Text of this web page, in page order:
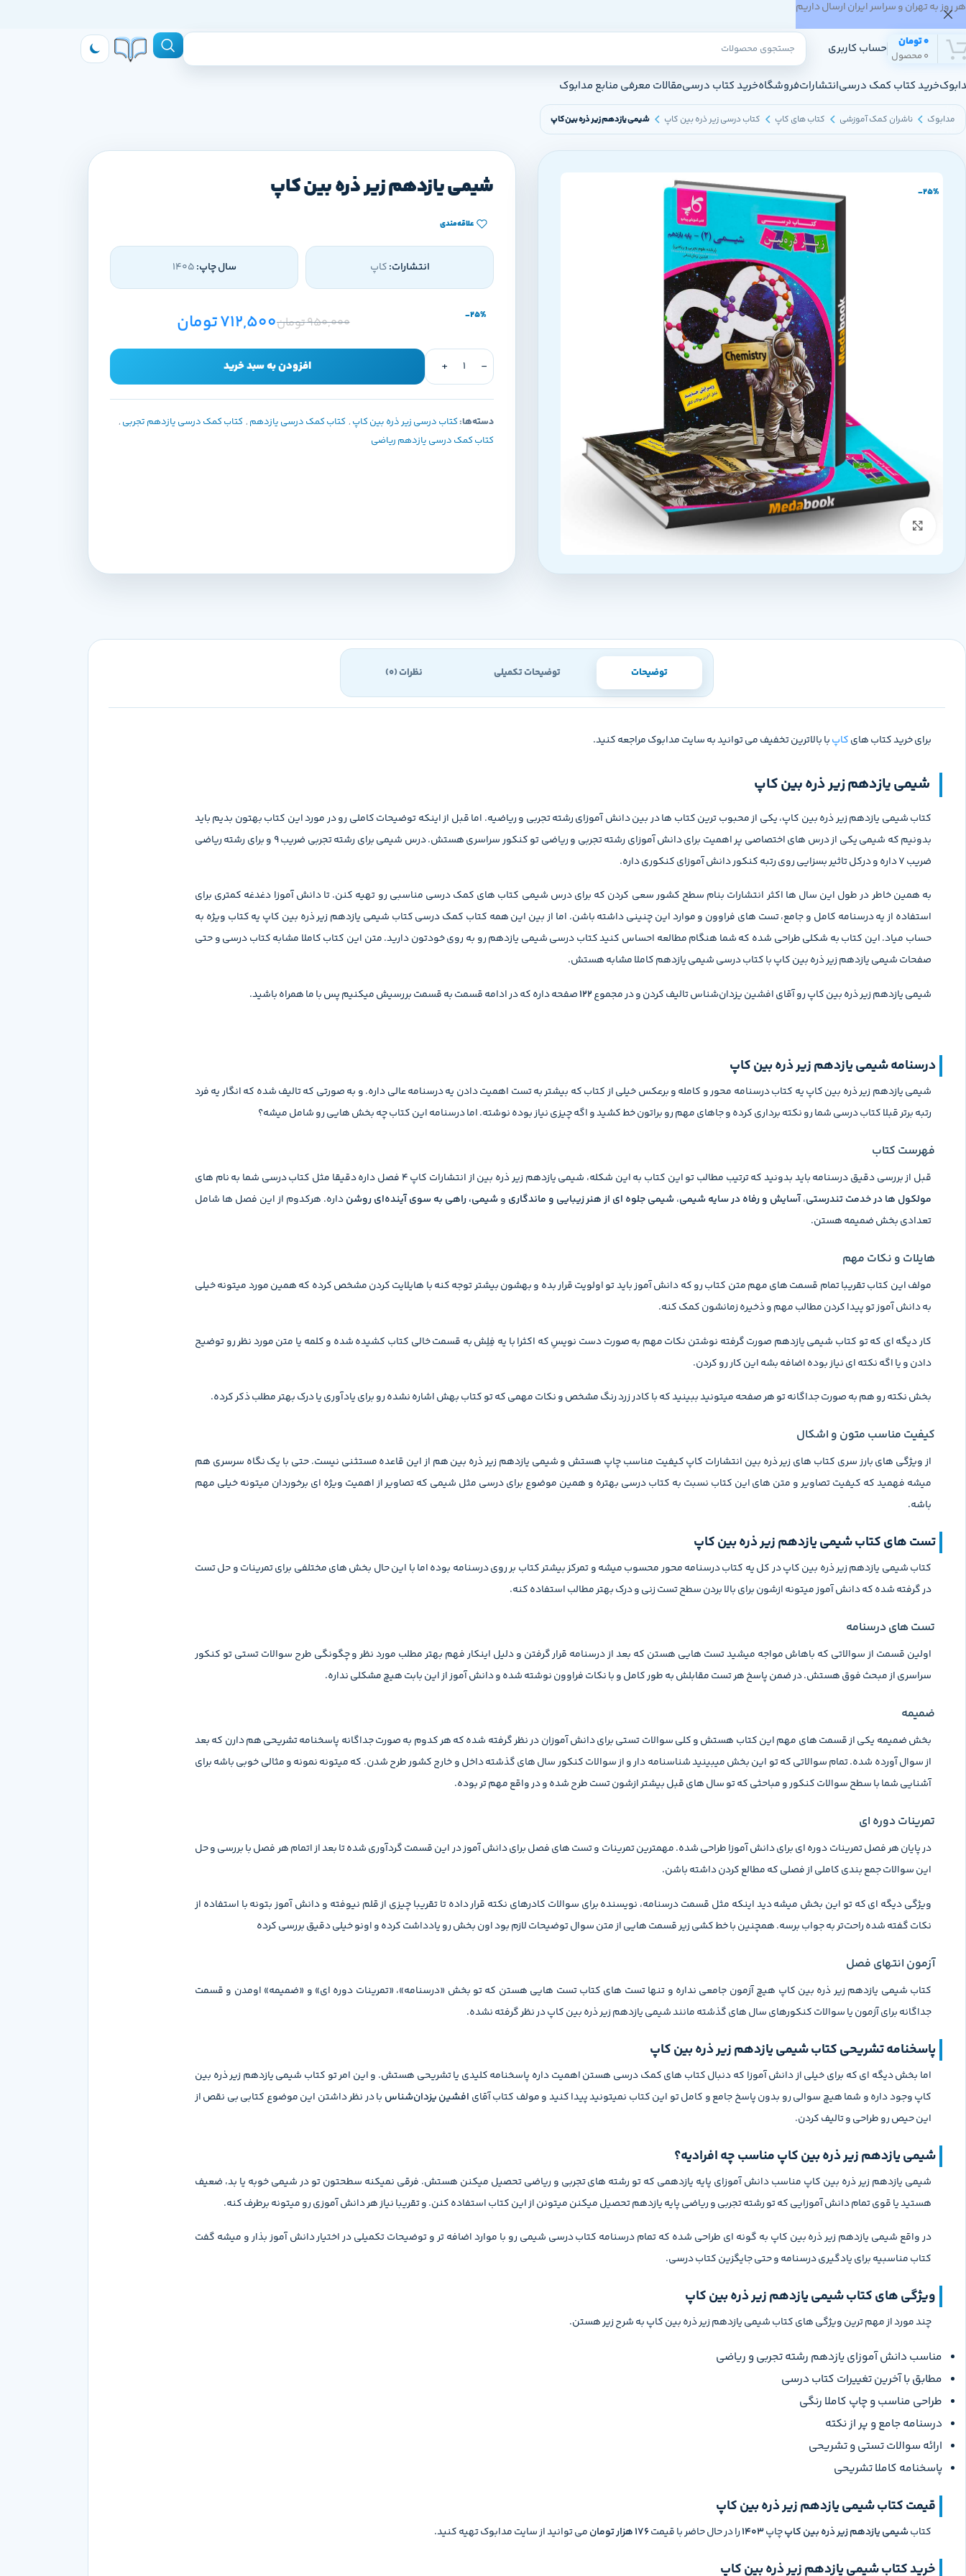
0 محصول
0تومان حساب کاربری
خرید کتاب کمک درسیانتشاراتفروشگاهخرید کتاب درسیمقالات معرفی منابع مدابوک
مدابوک ناشران کمک آموزشی کتاب های کاپ کتاب درسی زیر ذره بین کاپ شیمی یازدهم زیر ذره بین کاپ
-25%
بزرگنمایی تصویر
شیمی یازدهم زیر ذره بین کاپ
علاقه‌مندی
انتشارات:کاپ سال چاپ:
-25%
950,000تومان712,500تومان
افزودن به سبد خرید
دسته‌ها: کتاب درسی زیر ذره بین کاپ , کتاب کمک درسی یازدهم , کتاب کمک درسی یازدهم تجربی ,
کتاب کمک درسی یازدهم ریاضی
توضیحات توضیحات تکمیلی نظرات (0)
برای خرید کتاب هایکاپبا بالاترین تخفیف می توانید به سایت مدابوک مراجعه کنید.
شیمی یازدهم زیر ذره بین کاپ
کتاب شیمی یازدهم زیر ذره بین کاپ، یکی از محبوب ترین کتاب ها در بین دانش آموزای رشته تجربی و ریاضیه. اما قبل از اینکه توضیحات کاملی رو در مورد این کتاب بهتون بدیم باید
بدونیم که شیمی یکی از درس های اختصاصی پر اهمیت برای دانش آموزای رشته تجربی و ریاضی تو کنکور سراسری هستش. درس شیمی برای رشته تجربی ضریب 9 و برای رشته ریاضی
ضریب 7 داره و درکل تاثیر بسزایی روی رتبه کنکور دانش آموزای کنکوری داره.
به همین خاطر در طول این سال ها اکثر انتشارات بنام سطح کشور سعی کردن که برای درس شیمی کتاب های کمک درسی مناسبی رو تهیه کنن. تا دانش آموزا دغدغه کمتری برای
استفاده از یه درسنامه کامل و جامع، تست های فراوون و موارد این چنینی داشته باشن. اما از بین این همه کتاب کمک درسی کتاب شیمی یازدهم زیر ذره بین کاپ یه کتاب ویژه به
حساب میاد. این کتاب به شکلی طراحی شده که شما هنگام مطالعه احساس کنید کتاب درسی شیمی یازدهم رو به روی خودتون دارید. متن این کتاب کاملا مشابه کتاب درسی و حتی
صفحات شیمی یازدهم زیر ذره بین کاپ با کتاب درسی شیمی یازدهم کاملا مشابه هستش.
شیمی یازدهم زیر ذره بین کاپ رو آقای افشین یزدان‌شناس تالیف کردن و در مجموع122صفحه داره که در ادامه قسمت به قسمت بررسیش میکنیم پس با ما همراه باشید.
درسنامه شیمی یازدهم زیر ذره بین کاپ
شیمی یازدهم زیر ذره بین کاپ یه کتاب درسنامه محور و کامله و برعکس خیلی از کتاب که بیشتر به تست اهمیت دادن یه درسنامه عالی داره. و به صورتی که تالیف شده که انگار یه فرد
رتبه برتر قبلا کتاب درسی شما رو نکته برداری کرده و جاهای مهم رو براتون خط کشید و اگه چیزی نیاز بوده نوشته. اما درسنامه این کتاب چه بخش هایی رو شامل میشه؟
فهرست کتاب
قبل از بررسی دقیق درسنامه باید بدونید که ترتیب مطالب تو این کتاب به این شکله، شیمی یازدهم زیر ذره بین از انتشارات کاپ 4 فصل داره دقیقا مثل کتاب درسی شما به نام های
مولکول ها در خدمت تندرستی،آسایش و رفاه در سایه شیمی، شیمی جلوه ای از هنر زیبایی و ماندگاری و شیمی، راهی به سوی آینده‌ای روشنداره. هرکدوم از این فصل ها شامل
تعدادی بخش ضمیمه هستن.
هایلات و نکات مهم
مولف این کتاب تقریبا تمام قسمت های مهم متن کتاب رو که دانش آموز باید تو اولویت قرار بده و بهشون بیشتر توجه کنه با هایلایت کردن مشخص کرده که همین مورد میتونه خیلی
به دانش آموز تو پیدا کردن مطالب مهم و ذخیره زمانشون کمک کنه.
کار دیگه ای که تو کتاب شیمی یازدهم صورت گرفته نوشتن نکات مهم به صورت دست نویسِ که اکثرا با یه فِلِش به قسمت خالی کتاب کشیده شده و کلمه یا متن مورد نظر رو توضیح
دادن و یا اگه نکته ای نیاز بوده اضافه بشه این کار رو کردن.
بخش نکته رو هم به صورت جداگانه تو هر صفحه میتونید ببینید که با کادر زرد رنگ مشخص و نکات مهمی که تو کتاب بهش اشاره نشده رو برای یادآوری یا درک بهتر مطلب ذکر کرده.
کیفیت مناسب متون و اشکال
از ویژگی های بارز سری کتاب های زیر ذره بین انتشارات کاپ کیفیت مناسب چاپ هستش و شیمی یازدهم زیر ذره بین هم از این قاعده مستثنی نیست. حتی با یک نگاه سرسری هم
میشه فهمید که کیفیت تصاویر و متن های این کتاب نسبت به کتاب درسی بهتره و همین موضوع برای درسی مثل شیمی که تصاویر از اهمیت ویژه ای برخوردان میتونه خیلی مهم
باشه.
تست های کتاب شیمی یازدهم زیر ذره بین کاپ
کتاب شیمی یازدهم زیر ذره بین کاپ در کل یه کتاب درسنامه محور محسوب میشه و تمرکز بیشتر کتاب بر روی درسنامه بوده اما با این حال بخش های مختلفی برای تمرینات و حل تست
در گرفته شده که دانش آموز میتونه ازشون برای بالا بردن سطح تست زنی و درک بهتر مطالب استفاده کنه.
تست های درسنامه
اولین قسمت از سوالاتی که باهاش مواجه میشید تست هایی هستن که بعد از درسنامه قرار گرفتن و دلیل اینکار فهم بهتر مطلب مورد نظر و چگونگی طرح سوالات تستی تو کنکور
سراسری از مبحث فوق هستش. در ضمن پاسخ هر تست مقابلش به طور کامل و با نکات فراوون نوشته شده و دانش آموز از این بابت هیچ مشکلی نداره.
ضمیمه
بخش ضمیمه یکی از قسمت های مهم این کتاب هستش و کلی سوالات تستی برای دانش آموزان در نظر گرفته شده که هر کدوم به صورت جداگانه پاسخنامه تشریحی هم دارن که بعد
از سوال آورده شده. تمام سوالاتی که تو این بخش میبینید شناسنامه دار و از سوالات کنکور سال های گذشته داخل و خارج کشور طرح شدن. که میتونه نمونه و مثالی خوبی باشه برای
آشنایی شما با سطح سوالات کنکور و مباحثی که تو سال های قبل بیشتر ازشون تست طرح شده و در واقع مهم تر بوده.
تمرینات دوره ای
در پایان هر فصل تمرینات دوره ای برای دانش آموزا طراحی شده. مهمترین تمرینات و تست های فصل برای دانش آموز در این قسمت گردآوری شده تا بعد از اتمام هر فصل با بررسی و حل
این سوالات جمع بندی کاملی از فصلی که مطالع کردن داشته باشن.
ویژگی دیگه ای که تو این بخش میشه دید اینکه مثل قسمت درسنامه، نویسنده برای سوالات کادرهای نکته قرار داده تا تقریبا چیزی از قلم نیوفته و دانش آموز بتونه با استفاده از
نکات گفته شده راحت‌تر به جواب برسه. همچنین با خط کشی زیر قسمت هایی از متن سوال توضیحات لازم بود اون بخش رو یادداشت کرده و اونو خیلی دقیق بررسی کرده
آزمون انتهای فصل
کتاب شیمی یازدهم زیر ذره بین کاپ هیچ آزمون جامعی نداره و تنها تست های کتاب تست هایی هستن که تو بخش «درسنامه»، «تمرینات دوره ای» و «ضمیمه» اومدن و قسمت
جداگانه برای آزمون یا سوالات کنکورهای سال های گذشته مانند شیمی یازدهم زیر ذره بین کاپ در نظر گرفته نشده.
پاسخنامه تشریحی کتاب شیمی یازدهم زیر ذره بین کاپ
اما بخش دیگه ای که برای خیلی از دانش آموزا که دنبال کتاب های کمک درسی هستن اهمیت داره پاسخنامه کلیدی یا تشریحی هستش. و این امر تو کتاب شیمی یازدهم زیر ذره بین
کاپ وجود داره و شما هیچ سوالی رو بدون پاسخ جامع و کامل تو این کتاب نمیتونید پیدا کنید و مولف کتاب آقای افشین یزدان‌شناس با در نظر داشتن این موضوع کتابی بی نقص از
این حیص رو طراحی و تالیف کردن.
شیمی یازدهم زیر ذره بین کاپ مناسب چه افرادیه؟
شیمی یازدهم زیر ذره بین کاپ مناسب دانش آموزای پایه یازدهمی که تو رشته های تجربی و ریاضی تحصیل میکنن هستش. فرقی نمیکنه سطحتون تو در شیمی خوبه یا بد، ضعیف
هستید یا قوی تمام دانش آموزایی که تو رشته تجربی و ریاضی پایه یازدهم تحصیل میکنن میتونن از این کتاب استفاده کنن. و تقریبا نیاز هر دانش آموزی رو میتونه برطرف کنه.
در واقع شیمی یازدهم زیر ذره بین کاپ به گونه ای طراحی شده که تمام درسنامه کتاب درسی شیمی رو با موارد اضافه تر و توضیحات تکمیلی در اختیار دانش آموز بذار و میشه گفت
کتاب مناسبیه برای یادگیری درسنامه و حتی جایگزین کتاب درسی.
ویژگی های کتاب شیمی یازدهم زیر ذره بین کاپ
چند مورد از مهم ترین ویژگی های کتاب شیمی یازدهم زیر ذره بین کاپ به شرح زیر هستن.
مناسب دانش آموزای یازدهم رشته تجربی و ریاضی
مطابق با آخرین تغییرات کتاب درسی
طراحی مناسب و چاپ کاملا رنگی
درسنامه جامع و پر از نکته
ارائه سوالات تستی و تشریحی
پاسخنامه کاملا تشریحی
قیمت کتاب شیمی یازدهم زیر ذره‌ بین کاپ
کتابشیمی یازدهم زیر ذره‌ بین کاپچاپ1403را در حال حاضر با قیمت176 هزار تومان می توانید از سایت مدابوک تهیه کنید.
خرید کتاب شیمی یازدهم زیر ذره‌ بین کاپ
هر روز به تهران و سراسر ایران ارسال داریم